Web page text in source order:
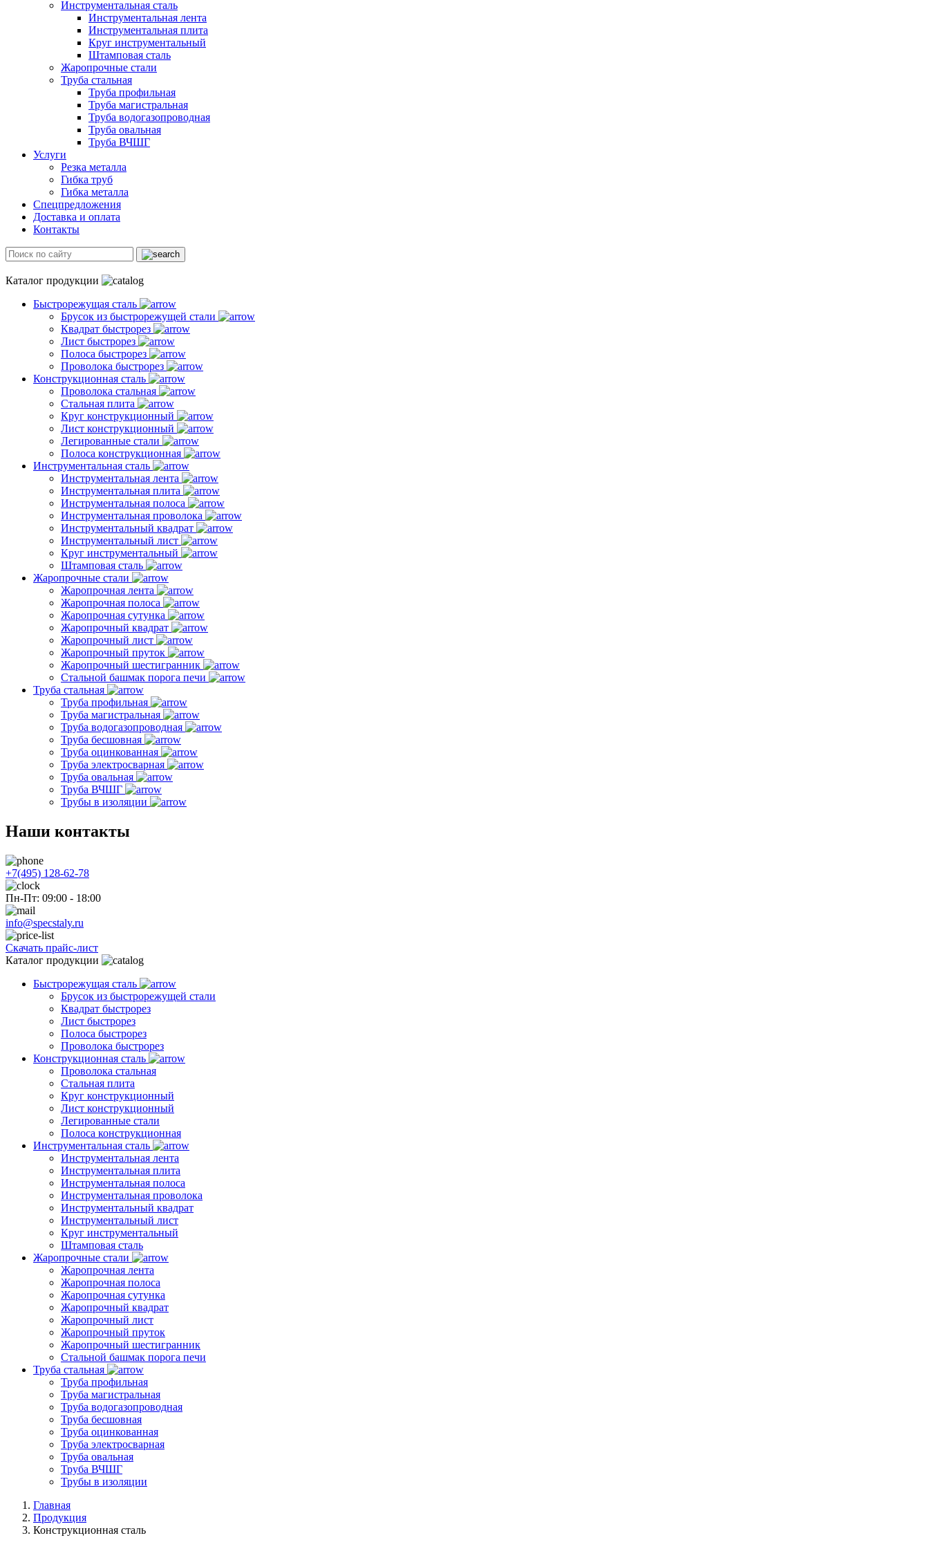
Инструментальная сталь
Инструментальная лента
Инструментальная плита
Круг инструментальный
Штамповая сталь
Жаропрочные стали
Труба стальная
Труба профильная
Труба магистральная
Труба водогазопроводная
Труба овальная
Труба ВЧШГ
Услуги
Резка металла
Гибка труб
Гибка металла
Спецпредложения
Доставка и оплата
Контакты
Каталог продукции
Быстрорежущая сталь
Брусок из быстрорежущей стали
Квадрат быстрорез
Лист быстрорез
Полоса быстрорез
Проволока быстрорез
Конструкционная сталь
Проволока стальная
Стальная плита
Круг конструкционный
Лист конструкционный
Легированные стали
Полоса конструкционная
Инструментальная сталь
Инструментальная лента
Инструментальная плита
Инструментальная полоса
Инструментальная проволока
Инструментальный квадрат
Инструментальный лист
Круг инструментальный
Штамповая сталь
Жаропрочные стали
Жаропрочная лента
Жаропрочная полоса
Жаропрочная сутунка
Жаропрочный квадрат
Жаропрочный лист
Жаропрочный пруток
Жаропрочный шестигранник
Стальной башмак порога печи
Труба стальная
Труба профильная
Труба магистральная
Труба водогазопроводная
Труба бесшовная
Труба оцинкованная
Труба электросварная
Труба овальная
Труба ВЧШГ
Трубы в изоляции
Наши контакты
+7(495) 128-62-78
Пн-Пт: 09:00 - 18:00
info@specstaly.ru
Скачать прайс-лист
Каталог продукции
Быстрорежущая сталь
Брусок из быстрорежущей стали
Квадрат быстрорез
Лист быстрорез
Полоса быстрорез
Проволока быстрорез
Конструкционная сталь
Проволока стальная
Стальная плита
Круг конструкционный
Лист конструкционный
Легированные стали
Полоса конструкционная
Инструментальная сталь
Инструментальная лента
Инструментальная плита
Инструментальная полоса
Инструментальная проволока
Инструментальный квадрат
Инструментальный лист
Круг инструментальный
Штамповая сталь
Жаропрочные стали
Жаропрочная лента
Жаропрочная полоса
Жаропрочная сутунка
Жаропрочный квадрат
Жаропрочный лист
Жаропрочный пруток
Жаропрочный шестигранник
Стальной башмак порога печи
Труба стальная
Труба профильная
Труба магистральная
Труба водогазопроводная
Труба бесшовная
Труба оцинкованная
Труба электросварная
Труба овальная
Труба ВЧШГ
Трубы в изоляции
Главная
Продукция
Конструкционная сталь